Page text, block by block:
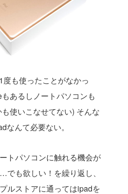
も使ったことがなかっ
あるしノートパソコンも
使いこなせてない) そんな
なんて必要ない。
トパソコンに触れる機会が
も欲しい！を繰り返し、
ルストアに通ってはipadを